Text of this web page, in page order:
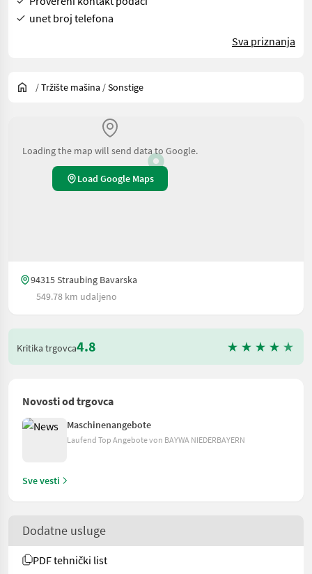
unet broj telefona
Sva priznanja
/Tržište mašina /Sonstige
Loading the map will send data to Google.
Load Google Maps
94315 Straubing Bavarska
549.78 km udaljeno
Kritika trgovca4.8
Novosti od trgovca
Maschinenangebote
Laufend Top Angebote von BAYWA NIEDERBAYERN
Sve vesti
Dodatne usluge
PDF tehnički list